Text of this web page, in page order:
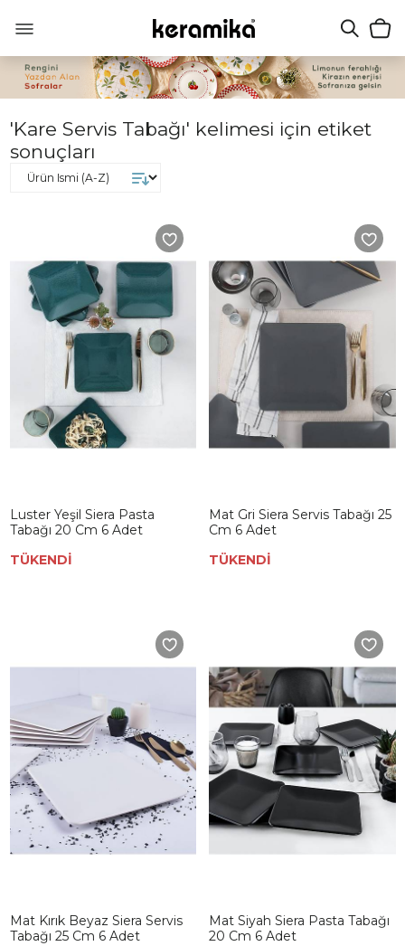
'Kare Servis Tabağı' kelimesi için etiket
sonuçları
Luster Yeşil Siera Pasta
Tabağı 20 Cm 6 Adet
TÜKENDİ
Mat Gri Siera Servis Tabağı 25
Cm 6 Adet
TÜKENDİ
Mat Kırık Beyaz Siera Servis
Tabağı 25 Cm 6 Adet
Mat Siyah Siera Pasta Tabağı
20 Cm 6 Adet